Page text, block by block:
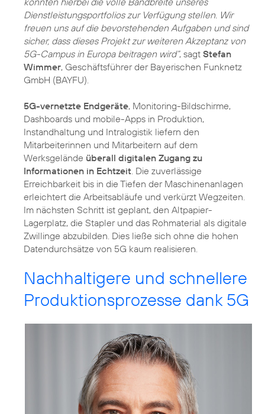
Dienstleistungsportfolios zur Verfügung stellen. Wir
freuen uns auf die bevorstehenden Aufgaben und sind
sicher, dass dieses Projekt zur weiteren Akzeptanz von
5G-Campus in Europa beitragen wird“, sagt Stefan
Wimmer, Geschäftsführer der Bayerischen Funknetz
GmbH (BAYFU).
5G-vernetzte Endgeräte, Monitoring-Bildschirme,
Dashboards und mobile-Apps in Produktion,
Instandhaltung und Intralogistik liefern den
Mitarbeiterinnen und Mitarbeitern auf dem
Werksgelände überall digitalen Zugang zu
Informationen in Echtzeit . Die zuverlässige
Erreichbarkeit bis in die Tiefen der Maschinenanlagen
erleichtert die Arbeitsabläufe und verkürzt Wegzeiten.
Im nächsten Schritt ist geplant, den Altpapier-
Lagerplatz, die Stapler und das Rohmaterial als digitale
Zwillinge abzubilden. Dies ließe sich ohne die hohen
Datendurchsätze von 5G kaum realisieren.
Nachhaltigere und schnellere
Produktionsprozesse dank 5G